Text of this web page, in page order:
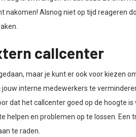
nakomen! Alsnog niet op tijd reageren
callcenter
maar je kunt er ook voor kiezen
jouw interne medewerkers te
dat het callcenter goed op de hoogte
helpen en problemen op te lossen. Een
te raden.